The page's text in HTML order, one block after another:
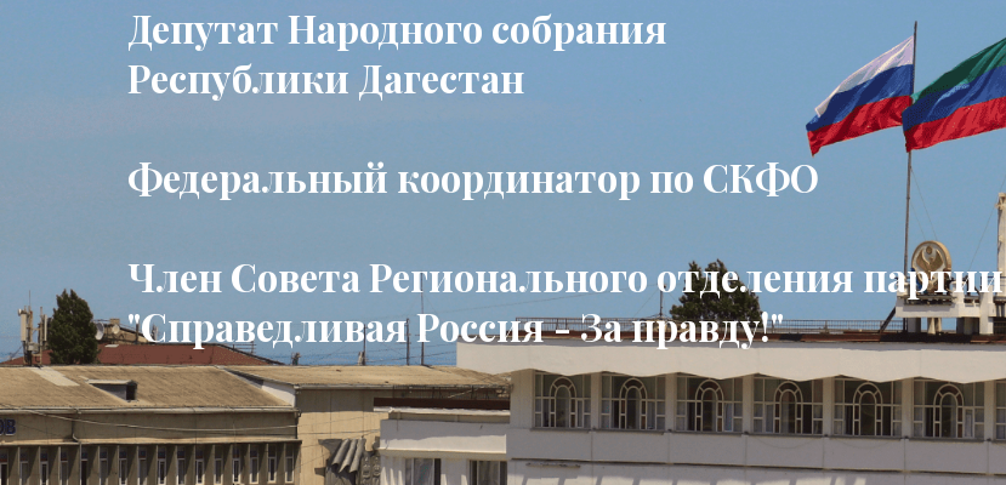
Депутат Народного собрания
Республики Дагестан
Федеральный координатор по СКФО
Член Совета Регионального отделения партии
"Справедливая Россия - За правду!"